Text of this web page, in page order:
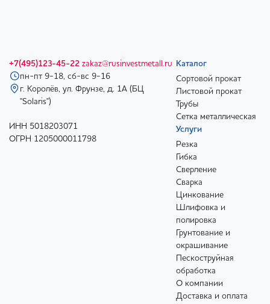
+7(495)123-45-22 zakaz@rusinvestmetall.ru
пн-пт 9-18, сб-вс 9-16
г. Королёв, ул. Фрунзе, д. 1А (БЦ
"Solaris")
ИНН 5018203071
ОГРН 1205000011798
Каталог
Сортовой прокат
Листовой прокат
Трубы
Сетка металлическая
Услуги
Резка
Гибка
Сверление
Сварка
Цинкование
Шлифовка и
полировка
Грунтование и
окрашивание
Пескоструйная
обработка
О компании
Доставка и оплата